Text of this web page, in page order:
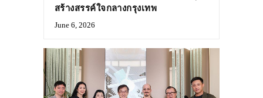
สร้างสรรค์ใจกลางกรุงเทพ
June 6, 2026